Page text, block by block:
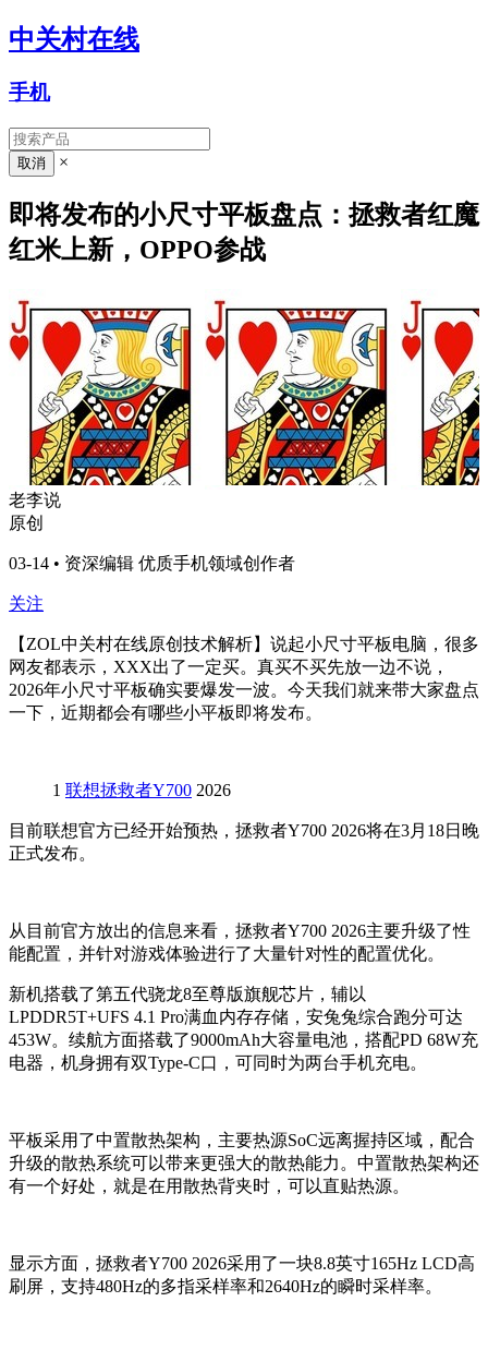
中关村在线
手机
×
即将发布的小尺寸平板盘点：拯救者红魔
红米上新，OPPO参战
老李说
原创
03-14 • 资深编辑 优质手机领域创作者
关注
【ZOL中关村在线原创技术解析】 说起小尺寸平板电脑，很多
网友都表示，XXX出了一定买。真买不买先放一边不说，
2026年小尺寸平板确实要爆发一波。今天我们就来带大家盘点
一下，近期都会有哪些小平板即将发布。
1 联想拯救者Y700 2026
目前联想官方已经开始预热，拯救者Y700 2026将在3月18日晚
正式发布。
从目前官方放出的信息来看，拯救者Y700 2026主要升级了性
能配置，并针对游戏体验进行了大量针对性的配置优化。
新机搭载了第五代骁龙8至尊版旗舰芯片，辅以
LPDDR5T+UFS 4.1 Pro满血内存存储，安兔兔综合跑分可达
453W。续航方面搭载了9000mAh大容量电池，搭配PD 68W充
电器，机身拥有双Type-C口，可同时为两台手机充电。
平板采用了中置散热架构，主要热源SoC远离握持区域，配合
升级的散热系统可以带来更强大的散热能力。中置散热架构还
有一个好处，就是在用散热背夹时，可以直贴热源。
显示方面，拯救者Y700 2026采用了一块8.8英寸165Hz LCD高
刷屏，支持480Hz的多指采样率和2640Hz的瞬时采样率。